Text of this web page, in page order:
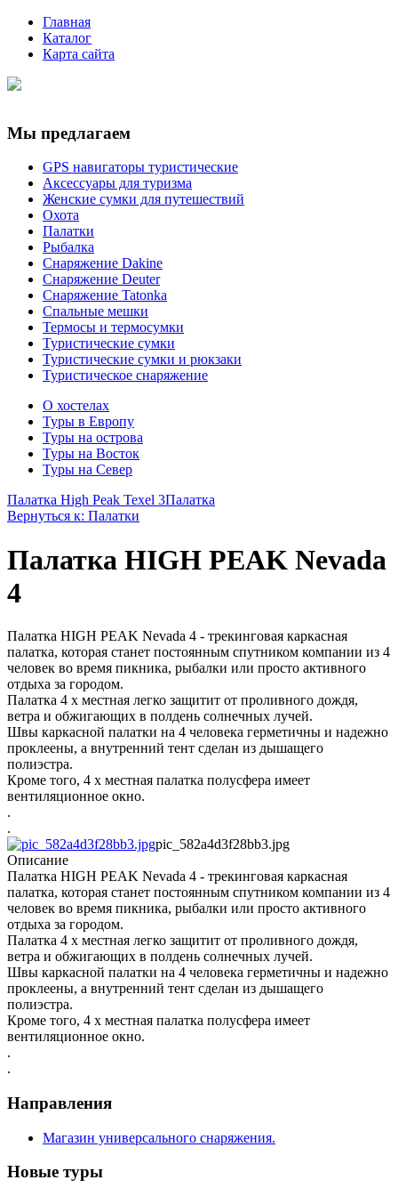
Главная
Каталог
Карта сайта
Мы предлагаем
GPS навигаторы туристические
Аксессуары для туризма
Женские сумки для путешествий
Охота
Палатки
Рыбалка
Снаряжение Dakine
Снаряжение Deuter
Снаряжение Tatonka
Спальные мешки
Термосы и термосумки
Туристические сумки
Туристические сумки и рюкзаки
Туристическое снаряжение
О хостелах
Туры в Европу
Туры на острова
Туры на Восток
Туры на Север
Палатка High Peak Texel 3Палатка
Вернуться к: Палатки
Палатка HIGH PEAK Nevada
4
Палатка HIGH PEAK Nevada 4 - трекинговая каркасная
палатка, которая станет постоянным спутником компании из 4
человек во время пикника, рыбалки или просто активного
отдыха за городом.
Палатка 4 х местная легко защитит от проливного дождя,
ветра и обжигающих в полдень солнечных лучей.
Швы каркасной палатки на 4 человека герметичны и надежно
проклеены, а внутренний тент сделан из дышащего
полиэстра.
Кроме того, 4 х местная палатка полусфера имеет
вентиляционное окно.
.
.
pic_582a4d3f28bb3.jpg
Описание
Палатка HIGH PEAK Nevada 4 - трекинговая каркасная
палатка, которая станет постоянным спутником компании из 4
человек во время пикника, рыбалки или просто активного
отдыха за городом.
Палатка 4 х местная легко защитит от проливного дождя,
ветра и обжигающих в полдень солнечных лучей.
Швы каркасной палатки на 4 человека герметичны и надежно
проклеены, а внутренний тент сделан из дышащего
полиэстра.
Кроме того, 4 х местная палатка полусфера имеет
вентиляционное окно.
.
.
Направления
Магазин универсального снаряжения.
Новые туры